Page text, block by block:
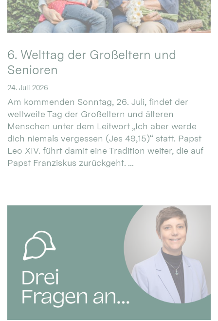
6. Welttag der Großeltern und
Senioren
24. Juli 2026
Am kommenden Sonntag, 26. Juli, findet der
weltweite Tag der Großeltern und älteren
Menschen unter dem Leitwort „Ich aber werde
dich niemals vergessen (Jes 49,15)“ statt. Papst
Leo XIV. führt damit eine Tradition weiter, die auf
Papst Franziskus zurückgeht. ...